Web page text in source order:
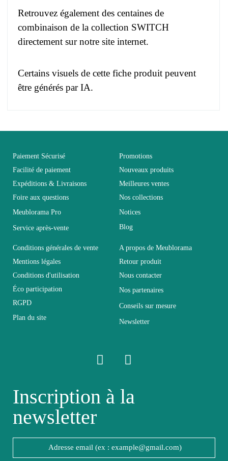
Retrouvez également des centaines de
combinaison de la collection SWITCH
directement sur notre site internet.
Certains visuels de cette fiche produit peuvent
être générés par IA.
Age Adulte
Collection SWITCH
Coloris Noir
Dimensions 330x160x40
Electrique Non électrique
Non Empilable
Fixe Fixe
Garantie
160
Vous devez vous connecter pour laisser un avis
Paiement Sécurisé
Facilité de paiement
Expéditions & Livraisons
Foire aux questions
Meublorama Pro
Service après-vente
Promotions
Nouveaux produits
Meilleures ventes
Nos collections
Notices
Blog
Conditions générales de vente
Mentions légales
Conditions d'utilisation
Éco participation
RGPD
Plan du site
A propos de Meublorama
Retour produit
Nous contacter
Nos partenaires
Conseils sur mesure
Newsletter
Inscription à la
newsletter